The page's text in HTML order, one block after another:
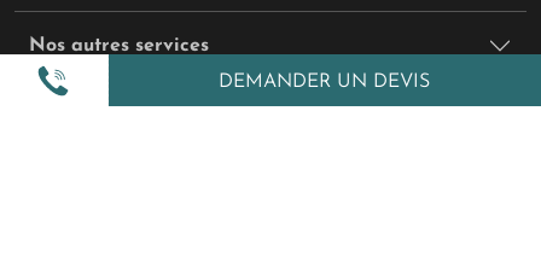
DEMANDER UN DEVIS
Nos autres services